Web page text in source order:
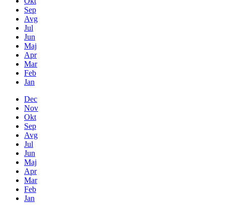
Sep
Avg
Jul
Jun
Maj
Apr
Mar
Feb
Jan
Dec
Nov
Okt
Sep
Avg
Jul
Jun
Maj
Apr
Mar
Feb
Jan